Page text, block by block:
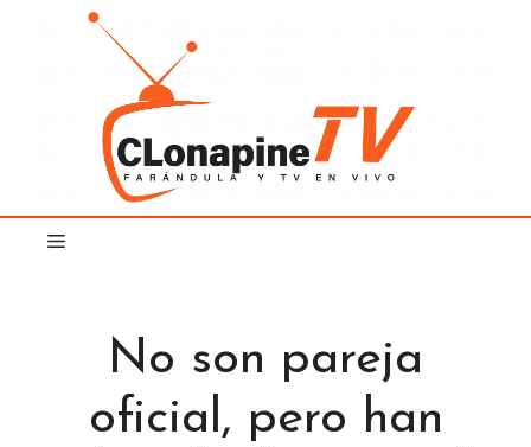
No son pareja
oficial, pero han